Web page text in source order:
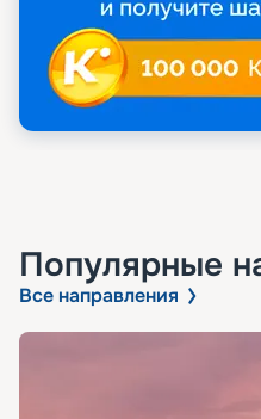
Популярные
Все направления